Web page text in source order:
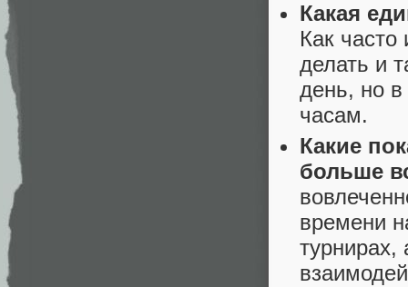
Какая
Как часто
делать и
день, но в
часам.
Какие
больше
времени